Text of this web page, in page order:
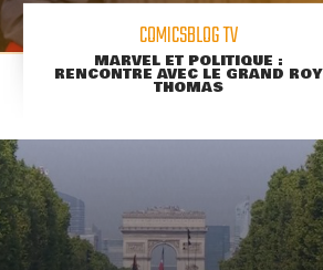
COMICSBLOG TV
MARVEL ET POLITIQUE :
RENCONTRE AVEC LE GRAND ROY
THOMAS